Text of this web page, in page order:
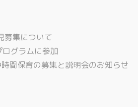
募集について
グラムに参加
間保育の募集と説明会のお知らせ